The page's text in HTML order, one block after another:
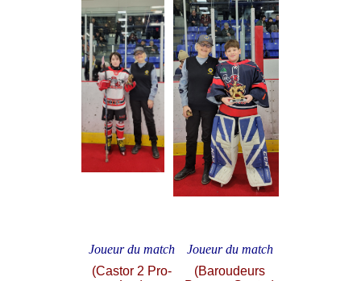
Joueur du match
(Castor 2 Pro-
Joueur du match
(Baroudeurs